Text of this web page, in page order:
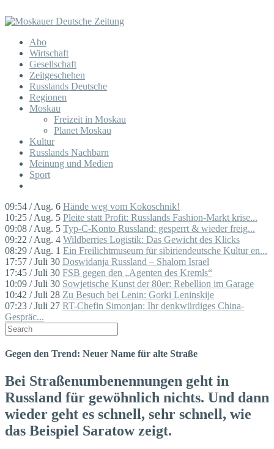
Abo
Wirtschaft
Gesellschaft
Zeitgeschehen
Russlands Deutsche
Regionen
Moskau
Freizeit in Moskau
Planet Moskau
Kultur
Russlands Nachbarn
Meinung und Medien
Sport
09:54 / Aug. 6 Hände weg vom Kokoschnik!
10:25 / Aug. 5 Pleite statt Profit: Russlands Fashion-Markt krise...
09:08 / Aug. 5 Typ-C-Konto Russland: gesperrt & wieder freig...
09:22 / Aug. 4 Wildberries Logistik: Das Gewicht des Klicks
08:29 / Aug. 1 Ein Freilichtmuseum für sibiriendeutsche Kultur en...
17:57 / Juli 30 Doswidanja Russland – Shalom Israel
17:45 / Juli 30 FSB gegen den „Agenten des Kremls“
10:09 / Juli 30 Sowjetische Kunst der 80er: Rebellion im Garage
10:42 / Juli 28 Zu Besuch bei Lenin: Gorki Leninskije
07:23 / Juli 27 RT-Chefin Simonjan: Ihr denkwürdiges China-
Gespräc...
Gegen den Trend: Neuer Name für alte Straße
Bei Straßenumbenennungen geht in
Russland für gewöhnlich nichts. Und dann
wieder geht es schnell, sehr schnell, wie
das Beispiel Saratow zeigt.